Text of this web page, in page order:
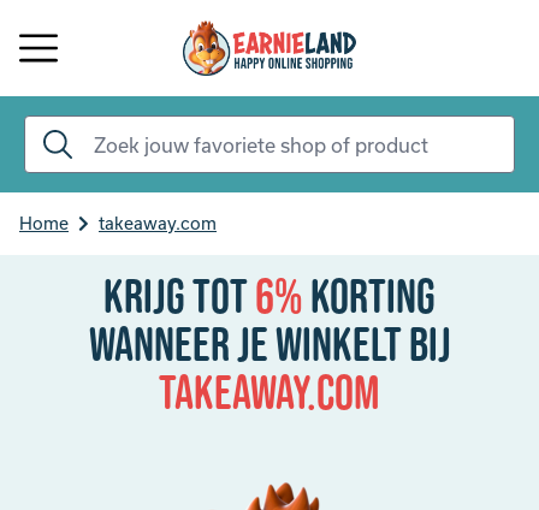
Home takeaway.com
Krijg tot6%korting
Wanneer je winkelt bij
takeaway.com